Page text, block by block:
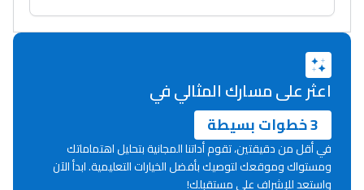
Interviews/Vidéos
دليل المهن
ما يزيد عن 149 مهنة
اعثر على مسارك المثالي في
3 خطوات بسيطة
في أقل من دقيقتين، تقوم أداتنا المجانية بتحليل اهتماماتك
ومستواك وموقعك لتوصيك بأفضل الخيارات التعليمية. ابدأ الآن
واستعد للإشراف على مستقبلك!